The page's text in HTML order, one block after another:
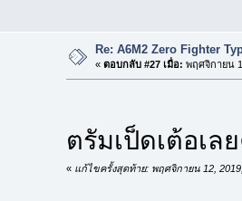
Re: A6M2 Zero Fighter
« ตอบกลับ #27 เมื่อ: พฤศจิกายน
ตรัมเป็ดเต้อเล
« แก้ไขครั้งสุดท้าย: พฤศจิกายน 12,